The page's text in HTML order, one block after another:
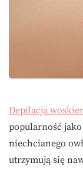
Depilacja
popularność
niechcianego
utrzymują się